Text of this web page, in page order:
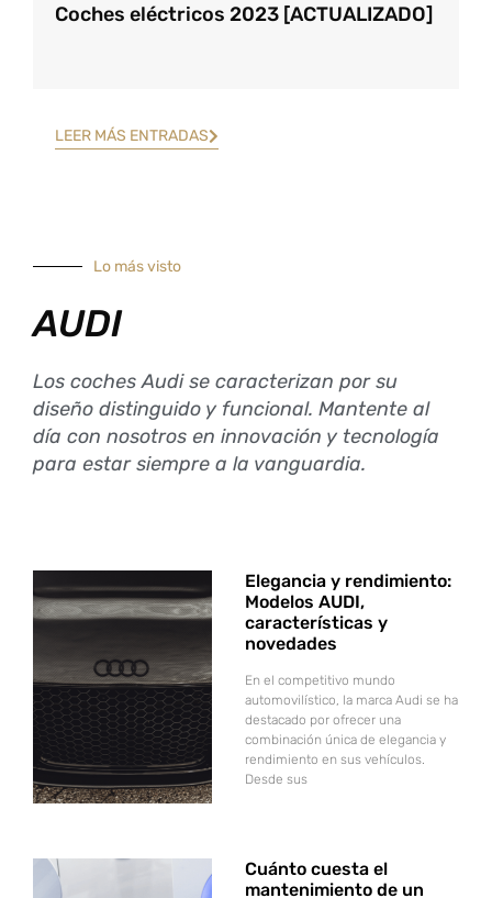
Coches eléctricos 2023 [ACTUALIZADO]
LEER MÁS ENTRADAS
Lo más visto
AUDI
Los coches Audi se caracterizan por su
diseño distinguido y funcional. Mantente al
día con nosotros en innovación y tecnología
para estar siempre a la vanguardia.
Elegancia y rendimiento:
Modelos AUDI,
características y
novedades
En el competitivo mundo
automovilístico, la marca Audi se ha
destacado por ofrecer una
combinación única de elegancia y
rendimiento en sus vehículos.
Desde sus
Cuánto cuesta el
mantenimiento de un